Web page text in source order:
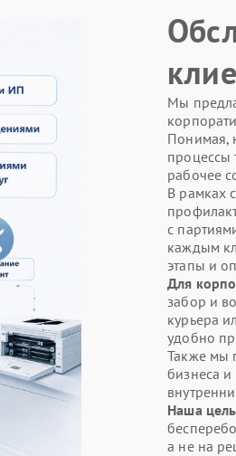
Мы
Понимая,
процессы
рабочее
В рамках
с
каждым
этапы и
Для
забор и
курьера
удобно
Также мы
бизнеса и
Наша
а не на